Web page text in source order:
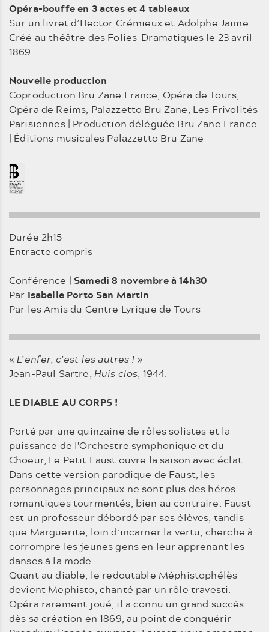
Opéra-bouffe en 3 actes et 4 tableaux
Sur un livret d’Hector Crémieux et Adolphe Jaime
Créé au théâtre des Folies-Dramatiques le 23 avril
1869
Nouvelle production
Coproduction Bru Zane France, Opéra de Tours,
Opéra de Reims, Palazzetto Bru Zane, Les Frivolités
Parisiennes | Production déléguée Bru Zane France
| Éditions musicales Palazzetto Bru Zane
Durée 2h15
Entracte compris
Conférence | Samedi 8 novembre à 14h30
Par Isabelle Porto San Martin
Par les Amis du Centre Lyrique de Tours
«L’enfer, c’est les autres ! »
Jean-Paul Sartre, Huis clos, 1944.
LE DIABLE AU CORPS !
Porté par une quinzaine de rôles solistes et la
puissance de l'Orchestre symphonique et du
Choeur, Le Petit Faust ouvre la saison avec éclat.
Dans cette version parodique de Faust, les
personnages principaux ne sont plus des héros
romantiques tourmentés, bien au contraire. Faust
est un professeur débordé par ses élèves, tandis
que Marguerite, loin d’incarner la vertu, cherche à
corrompre les jeunes gens en leur apprenant les
danses à la mode.
Quant au diable, le redoutable Méphistophélès
devient Mephisto, chanté par un rôle travesti.
Opéra rarement joué, il a connu un grand succès
dès sa création en 1869, au point de conquérir